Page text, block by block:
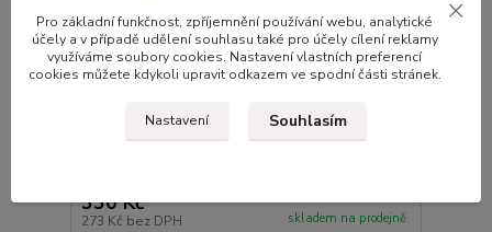
330 Kč
273 Kč bez DPH skladem na prodejně
Pro základní funkčnost, zpříjemnění používání webu, analytické
účely a v případě udělení souhlasu také pro účely cílení reklamy
využíváme soubory cookies. Nastavení vlastních preferencí
cookies můžete kdykoli upravit odkazem ve spodní části stránek.
Nastavení Souhlasím